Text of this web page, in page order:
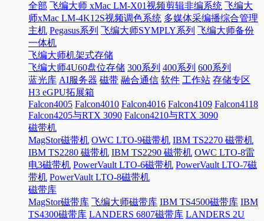
全部 飞编大师 xMac LM-X01视频剪辑非编系统 飞编大
师xMac LM-4K12S视频调色系统 多媒体采编播综合管理
主机 Pegasus系列 飞编大师SYMPLY系列 飞编大师备份
一体机
飞编大师机架式存储
飞编大师4U60盘位存储 300系列 400系列 600系列
蓝光库 AI服务器 磁带 融合通信 软件 工作站 存储专区
H3 eGPU拓展箱
Falcon4005 Falcon4010 Falcon4016 Falcon4109 Falcon4118
Falcon4205与RTX 3090 Falcon4210与RTX 3090
磁带机
MagStor磁带机 OWC LTO-9磁带机 IBM TS2270 磁带机
IBM TS2280 磁带机 IBM TS2290 磁带机 OWC LTO-8雷
电3磁带机 PowerVault LTO-6磁带机 PowerVault LTO-7磁
带机 PowerVault LTO-8磁带机
磁带库
MagStor磁带库 飞编大师磁带库 IBM TS4500磁带库 IBM
TS4300磁带库 LANDERS 6807磁带库 LANDERS 2U